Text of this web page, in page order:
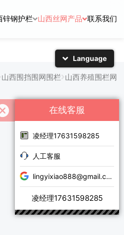
锌钢护栏 山西丝网产品 联系我们
山西围挡围网围栏 山西养殖围栏网
在线客服
凌经理17631598285
人工客服
lingyixiao888@gmail.com
凌经理17631598285
Language
日本語
한국어